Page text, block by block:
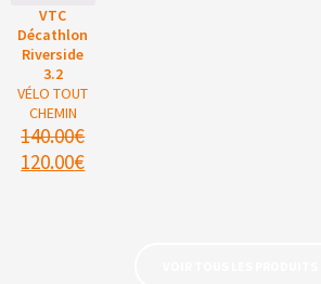
VTC
Décathlon
Riverside
3.2
VÉLO TOUT
CHEMIN
140.00€
120.00€